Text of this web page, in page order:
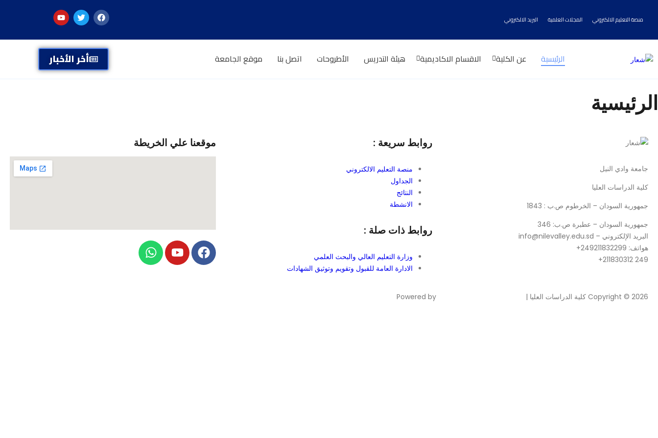
منصة التعليم الالكتروني المجلات العلمية البريد الالكتروني
الرئيسية عن الكلية الاقسام الاكاديمية هيئة التدريس الأطروحات اتصل بنا موقع الجامعة أخر الأخبار
الرئيسية
جامعة وادي النيل
كلية الدراسات العليا
جمهورية السودان – الخرطوم ص.ب : 1843
جمهورية السودان – عطبرة ص.ب: 346
البريد الإلكتروني – info@nilevalley.edu.sd
هواتف: 249211832299+
249 211830312+
روابط سريعة :
منصة التعليم الالكتروني
الجداول
النتائج
الانشطة
روابط ذات صلة :
وزارة التعليم العالي والبحث العلمي
الادارة العامة للقبول وتقويم وتوثيق الشهادات
موقعنا علي الخريطة
Copyright © 2026 كلية الدراسات العليا | Powered by